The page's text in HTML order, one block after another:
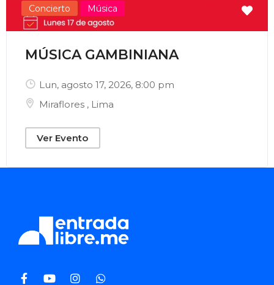
Concierto Música
MÚSICA GAMBINIANA
Lun, agosto 17, 2026, 8:00 pm
Miraflores , Lima
Ver Evento